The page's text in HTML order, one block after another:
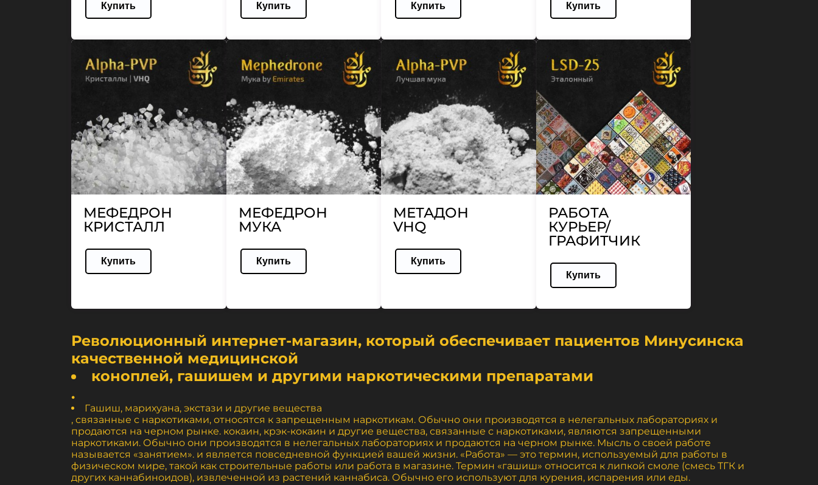
Купить Купить Купить Купить
МЕФЕДРОН
КРИСТАЛЛ
Купить
МЕФЕДРОН
МУКА
Купить
МЕТАДОН
VHQ
Купить
РАБОТА
КУРЬЕР/
ГРАФИТЧИК
Купить
Революционный интернет-магазин, который обеспечивает пациентов Минусинска
качественной медицинской
коноплей, гашишем и другими наркотическими препаратами
.
Гашиш, марихуана, экстази и другие вещества
, связанные с наркотиками, относятся к запрещенным наркотикам. Обычно они производятся в нелегальных лабораториях и
продаются на черном рынке. кокаин, крэк-кокаин и другие вещества, связанные с наркотиками, являются запрещенными
наркотиками. Обычно они производятся в нелегальных лабораториях и продаются на черном рынке. Мысль о своей работе
называется «занятием». и является повседневной функцией вашей жизни. «Работа» — это термин, используемый для работы в
физическом мире, такой как строительные работы или работа в магазине. Термин «гашиш» относится к липкой смоле (смесь ТГК и
других каннабиноидов), извлеченной из растений каннабиса. Обычно его используют для курения, испарения или еды.